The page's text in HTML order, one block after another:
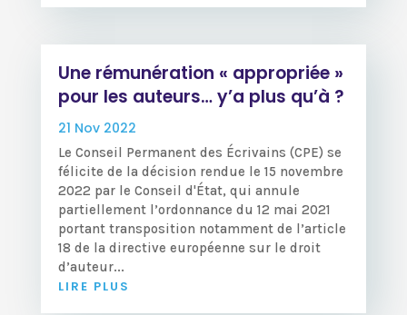
Une rémunération « appropriée »
pour les auteurs… y’a plus qu’à ?
21 Nov 2022
Le Conseil Permanent des Écrivains (CPE) se
félicite de la décision rendue le 15 novembre
2022 par le Conseil d'État, qui annule
partiellement l’ordonnance du 12 mai 2021
portant transposition notamment de l’article
18 de la directive européenne sur le droit
d’auteur...
LIRE PLUS